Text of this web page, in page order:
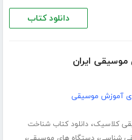
دانلود کتاب
موسیقی ایران
آموزش موسیقی
کلاسیک،دانلود کتاب شناخت
شناسی دستگاه های موسیقی